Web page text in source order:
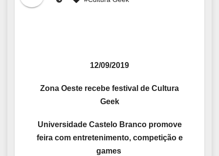
12/09/2019
Zona Oeste recebe festival de Cultura
Geek
Universidade Castelo Branco promove
feira com entretenimento, competição e
games